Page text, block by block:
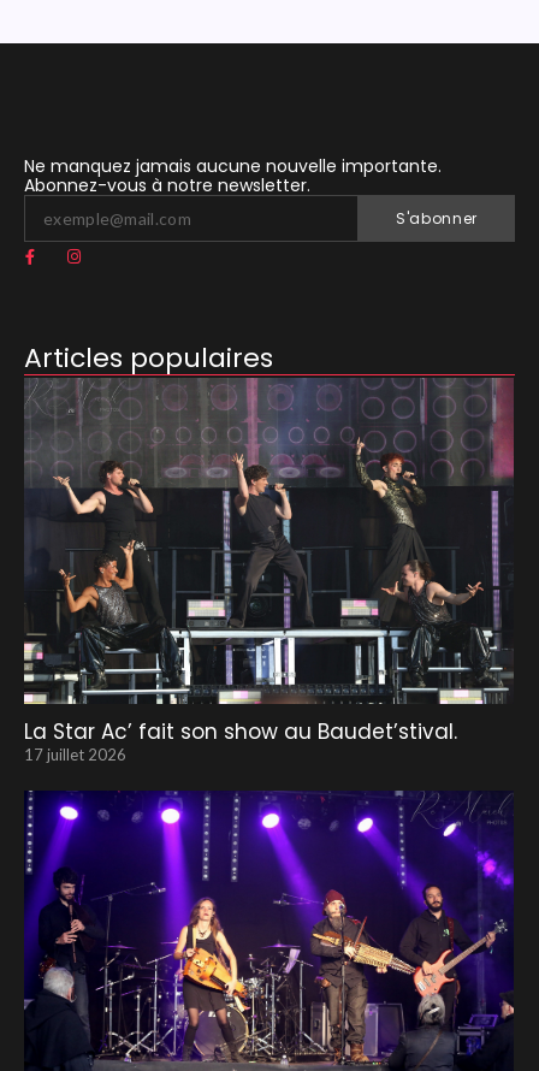
Ne manquez jamais aucune nouvelle importante.
Abonnez-vous à notre newsletter.
S'abonner
Articles populaires
La Star Ac’ fait son show au Baudet’stival.
17 juillet 2026